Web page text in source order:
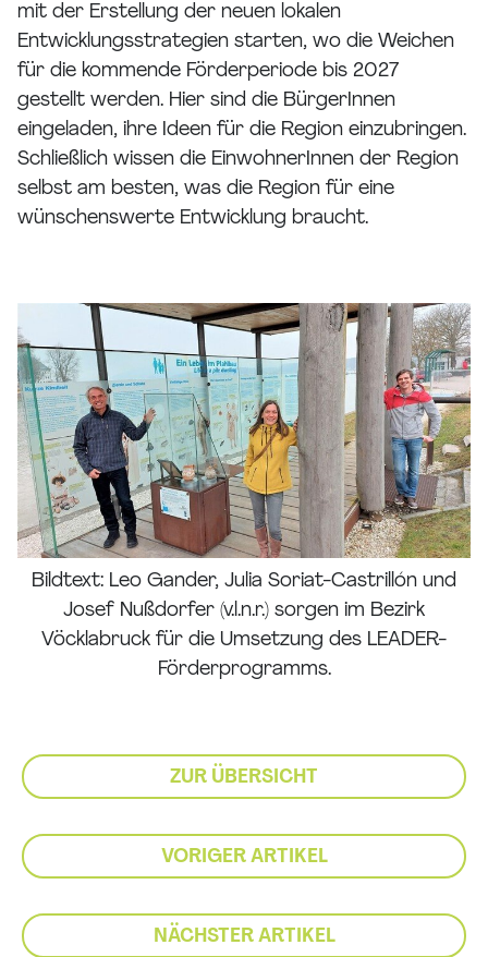
mit der Erstellung der neuen lokalen
Entwicklungsstrategien starten, wo die Weichen
für die kommende Förderperiode bis 2027
gestellt werden. Hier sind die BürgerInnen
eingeladen, ihre Ideen für die Region einzubringen.
Schließlich wissen die EinwohnerInnen der Region
selbst am besten, was die Region für eine
wünschenswerte Entwicklung braucht.
Bildtext: Leo Gander, Julia Soriat-Castrillón und
Josef Nußdorfer (v.l.n.r.) sorgen im Bezirk
Vöcklabruck für die Umsetzung des LEADER-
Förderprogramms.
ZUR ÜBERSICHT
VORIGER ARTIKEL
NÄCHSTER ARTIKEL